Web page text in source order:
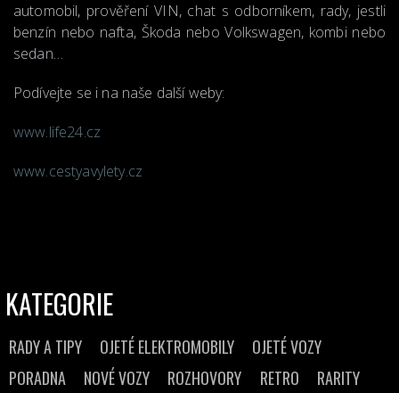
automobil, prověření VIN, chat s odborníkem, rady, jestli
benzín nebo nafta, Škoda nebo Volkswagen, kombi nebo
sedan…
Podívejte se i na naše další weby:
www.life24.cz
www.cestyavylety.cz
KATEGORIE
RADY A TIPY OJETÉ ELEKTROMOBILY
OJETÉ VOZY
PORADNA
NOVÉ VOZY ROZHOVORY RETRO
RARITY